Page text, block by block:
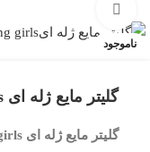
ناموجود
گلیتر مایع ژله ای Sparking girls
گلیتر مایع ژله ای Sparking girls :